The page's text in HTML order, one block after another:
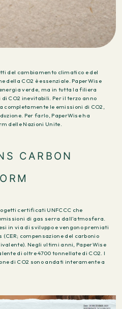
del cambiamento climatico e del
della CO2 è essenziale. PaperWise
verde, ma in tutta la filiera
CO2 inevitabili. Per il terzo anno
completamente le emissioni di CO2,
Per farlo, PaperWise ha
delle Nazioni Unite.
CARBON
certificati UNFCCC che
di gas serra dall’atmosfera.
in via di sviluppo e vengono premiati
compensazione del carbonio
Negli ultimi anni, PaperWise
di oltre 4700 tonnellate di CO2. I
di CO2 sono andati interamente a